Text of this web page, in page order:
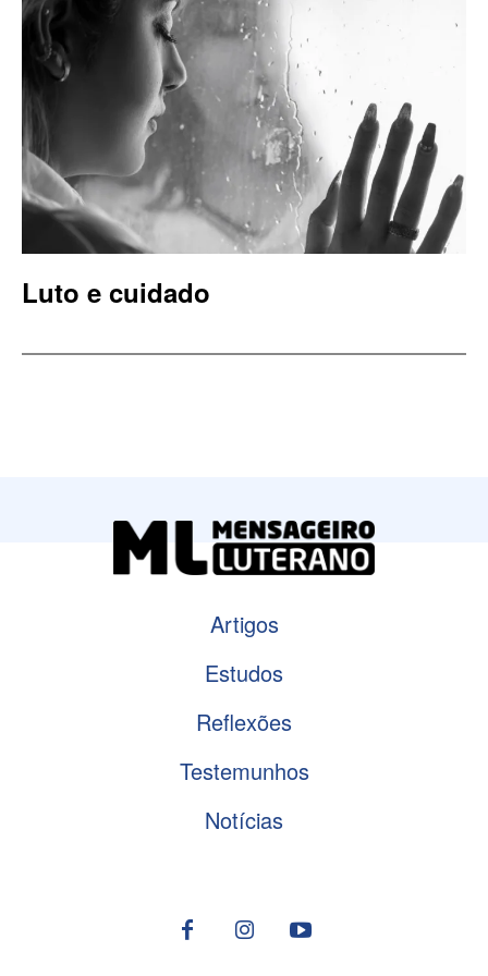
Luto e cuidado
Artigos
Estudos
Reflexões
Testemunhos
Notícias